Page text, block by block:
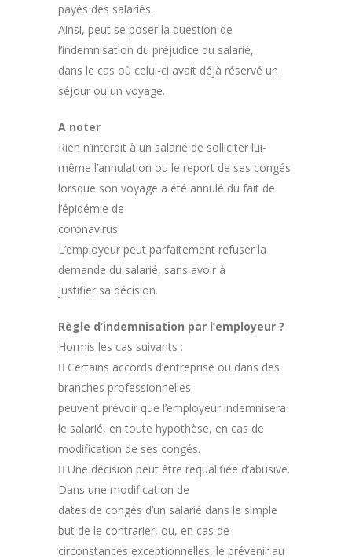
payés des salariés.
Ainsi, peut se poser la question de
l’indemnisation du préjudice du salarié,
dans le cas où celui-ci avait déjà réservé un
séjour ou un voyage.
A noter
Rien n’interdit à un salarié de solliciter lui-
même l’annulation ou le report de ses congés
lorsque son voyage a été annulé du fait de
l’épidémie de
coronavirus.
L’employeur peut parfaitement refuser la
demande du salarié, sans avoir à
justifier sa décision.
Règle d’indemnisation par l’employeur ?
Hormis les cas suivants :
 Certains accords d’entreprise ou dans des
branches professionnelles
peuvent prévoir que l’employeur indemnisera
le salarié, en toute hypothèse, en cas de
modification de ses congés.
 Une décision peut être requalifiée d’abusive.
Dans une modification de
dates de congés d’un salarié dans le simple
but de le contrarier, ou, en cas de
circonstances exceptionnelles, le prévenir au